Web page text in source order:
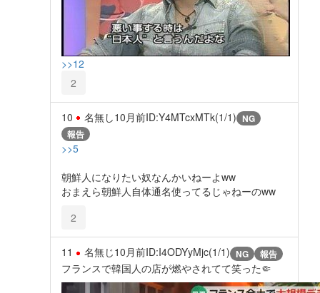
>>12
2
10 名無し10月前ID:Y4MTcxMTk(1/1) NG
報告
>>5
朝鮮人になりたい奴なんかいねーよww
おまえら朝鮮人自体通名使ってるじゃねーのww
2
11 名無じ10月前ID:I4ODYyMjc(1/1) NG 報告
フランスで韓国人の店が燃やされてて笑った🤏